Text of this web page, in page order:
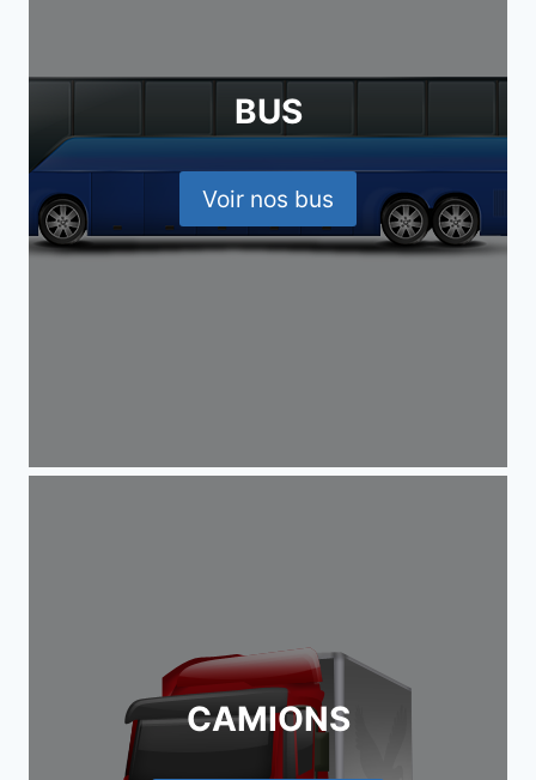
BUS
Voir nos bus
CAMIONS